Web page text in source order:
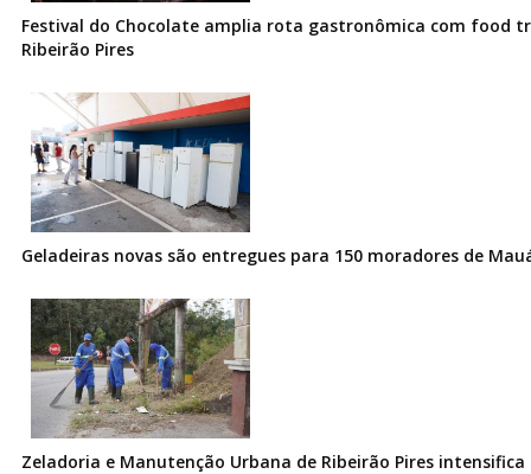
Festival do Chocolate amplia rota gastronômica com food
Ribeirão Pires
Geladeiras novas são entregues para 150 moradores de
Zeladoria e Manutenção Urbana de Ribeirão Pires intensifica